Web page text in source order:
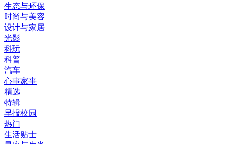
生态与环保
时尚与美容
设计与家居
光影
科玩
科普
汽车
心事家事
精选
特辑
早报校园
热门
生活贴士